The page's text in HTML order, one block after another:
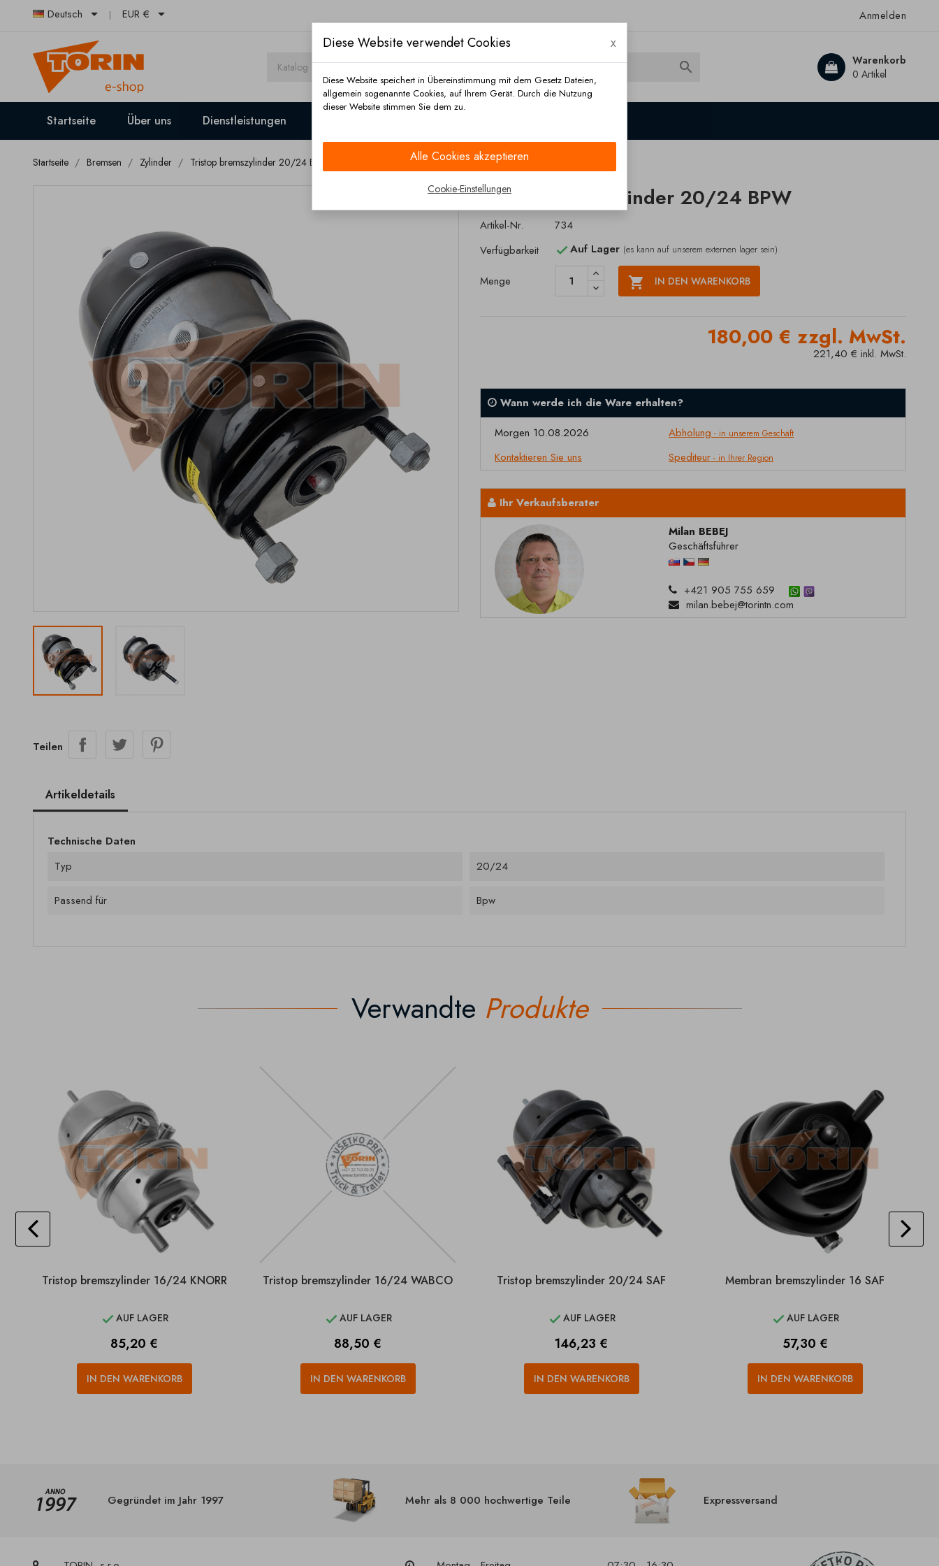
Deutsch  EUR €  Anmelden
Warenkorb
0 Artikel

Startseite Über uns Dienstleistungen
Startseite Bremsen Zylinder Tristop bremszylinder 20/24 BPW
Tristop bremszylinder 20/24 BPW
Artikel-Nr.
734
Verfügbarkeit
Auf Lager (es kann auf unserem externen lager sein)
Menge  IN DEN WARENKORB
180,00 € zzgl. MwSt.
221,40 € inkl. MwSt.
Wann werde ich die Ware erhalten?
Morgen 10.08.2026
Abholung - in unserem Geschäft
Kontaktieren Sie uns Spediteur - in Ihrer Region
Ihr Verkaufsberater
Milan BEBEJ
Geschäftsführer
+421 905 755 659
milan.bebej@torintn.com
Teilen
Artikeldetails
Technische Daten
Typ
20/24
Passend für Bpw
Verwandte Produkte
Tristop bremszylinder 16/24 KNORR
AUF LAGER
Preis
85,20 €
IN DEN WARENKORB
Tristop bremszylinder 16/24 WABCO
AUF LAGER
Preis
88,50 €
IN DEN WARENKORB
Tristop bremszylinder 20/24 SAF
AUF LAGER
Preis
146,23 €
IN DEN WARENKORB
Membran bremszylinder 16 SAF
AUF LAGER
Preis
57,30 €
IN DEN WARENKORB
Gegründet im Jahr 1997 Mehr als 8 000 hochwertige Teile Expressversand
Diese Website verwendet Cookies x
Diese Website speichert in Übereinstimmung mit dem Gesetz Dateien,
allgemein sogenannte Cookies, auf Ihrem Gerät. Durch die Nutzung
dieser Website stimmen Sie dem zu.
Alle Cookies akzeptieren
Cookie-Einstellungen